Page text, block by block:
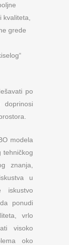
grede
po
modela
tehničkog
znanja,
u
iskustvo
ponudi
vrlo
visoko
oko